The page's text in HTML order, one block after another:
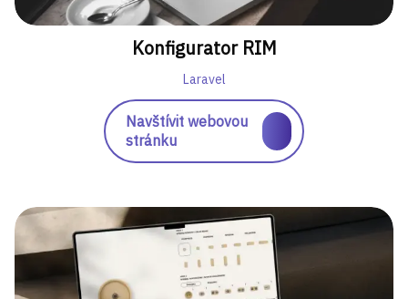
Konfigurator RIM
Laravel
Navštívit webovou
stránku